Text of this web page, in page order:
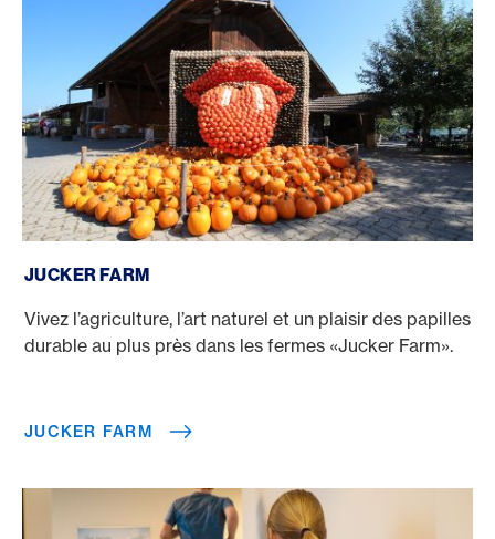
JUCKER FARM
Vivez l’agriculture, l’art naturel et un plaisir des papilles
durable au plus près dans les fermes «Jucker Farm».
JUCKER FARM